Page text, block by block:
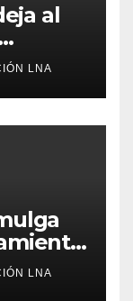
al
LNA
LNA